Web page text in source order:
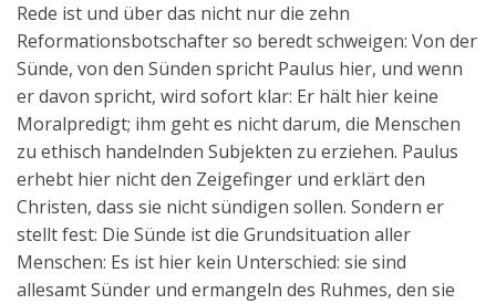
Rede ist und über das nicht nur die zehn
Reformationsbotschafter so beredt schweigen: Von der
Sünde, von den Sünden spricht Paulus hier, und wenn
er davon spricht, wird sofort klar: Er hält hier keine
Moralpredigt; ihm geht es nicht darum, die Menschen
zu ethisch handelnden Subjekten zu erziehen. Paulus
erhebt hier nicht den Zeigefinger und erklärt den
Christen, dass sie nicht sündigen sollen. Sondern er
stellt fest: Die Sünde ist die Grundsituation aller
Menschen: Es ist hier kein Unterschied: sie sind
allesamt Sünder und ermangeln des Ruhmes, den sie